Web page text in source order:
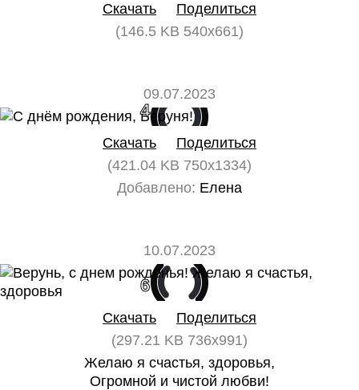
Скачать
Поделиться
(146.5 KB 540x661)
09.07.2023
4
Скачать
Поделиться
(421.04 KB 750x1334)
Добавлено: Елена
10.07.2023
6
Скачать
Поделиться
(297.21 KB 736x991)
Желаю я счастья, здоровья,
Огромной и чистой любви!